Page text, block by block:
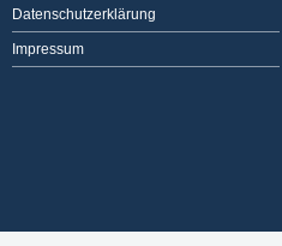
Datenschutzerklärung
Impressum